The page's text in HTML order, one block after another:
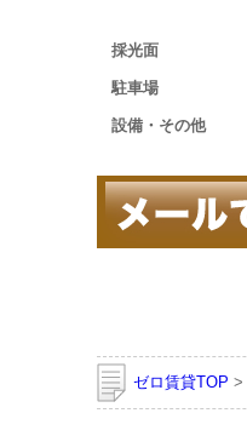
採光面
駐車場
設備・その他
ゼロ賃貸TOP >